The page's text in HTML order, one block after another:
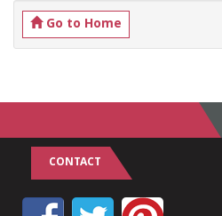
Go to Home
CONTACT